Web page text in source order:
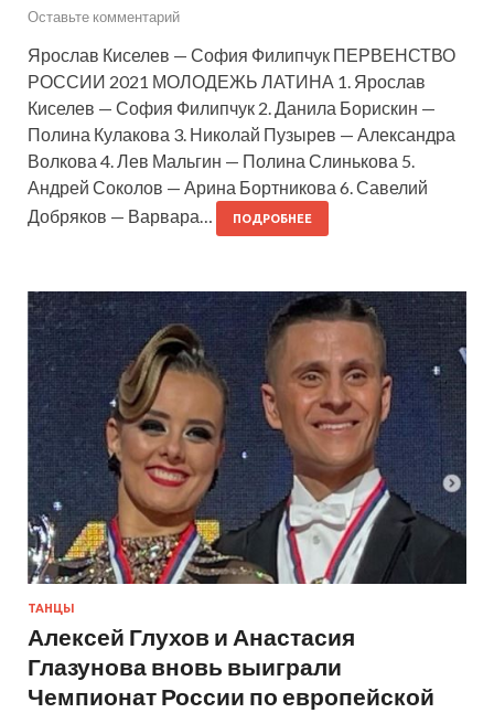
Оставьте комментарий
Ярослав Киселев — София Филипчук ПЕРВЕНСТВО
РОССИИ 2021 МОЛОДЕЖЬ ЛАТИНА 1. Ярослав
Киселев — София Филипчук 2. Данила Борискин —
Полина Кулакова 3. Николай Пузырев — Александра
Волкова 4. Лев Мальгин — Полина Слинькова 5.
Андрей Соколов — Арина Бортникова 6. Савелий
Добряков — Варвара…
ПОДРОБНЕЕ
ТАНЦЫ
Алексей Глухов и Анастасия
Глазунова вновь выиграли
Чемпионат России по европейской